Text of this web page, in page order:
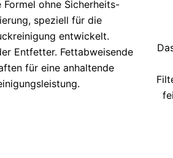
Formel ohne Sicherheits-
speziell für die
entwickelt.
Entfetter. Fettabweisende
für eine anhaltende